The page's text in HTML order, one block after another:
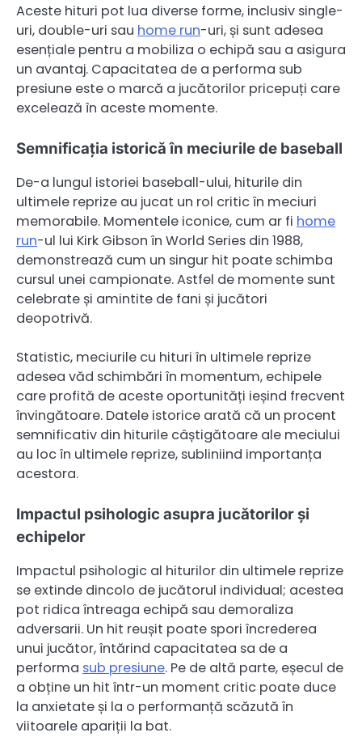
Aceste hituri pot lua diverse forme, inclusiv single-
uri, double-uri sau home run-uri, și sunt adesea
esențiale pentru a mobiliza o echipă sau a asigura
un avantaj. Capacitatea de a performa sub
presiune este o marcă a jucătorilor pricepuți care
excelează în aceste momente.
Semnificația istorică în meciurile de baseball
De-a lungul istoriei baseball-ului, hiturile din
ultimele reprize au jucat un rol critic în meciuri
memorabile. Momentele iconice, cum ar fi home
run-ul lui Kirk Gibson în World Series din 1988,
demonstrează cum un singur hit poate schimba
cursul unei campionate. Astfel de momente sunt
celebrate și amintite de fani și jucători
deopotrivă.
Statistic, meciurile cu hituri în ultimele reprize
adesea văd schimbări în momentum, echipele
care profită de aceste oportunități ieșind frecvent
învingătoare. Datele istorice arată că un procent
semnificativ din hiturile câștigătoare ale meciului
au loc în ultimele reprize, subliniind importanța
acestora.
Impactul psihologic asupra jucătorilor și
echipelor
Impactul psihologic al hiturilor din ultimele reprize
se extinde dincolo de jucătorul individual; acestea
pot ridica întreaga echipă sau demoraliza
adversarii. Un hit reușit poate spori încrederea
unui jucător, întărind capacitatea sa de a
performa sub presiune. Pe de altă parte, eșecul de
a obține un hit într-un moment critic poate duce
la anxietate și la o performanță scăzută în
viitoarele apariții la bat.